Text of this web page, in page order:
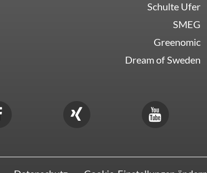
Schulte Ufer
SMEG
Greenomic
Dream of Sweden